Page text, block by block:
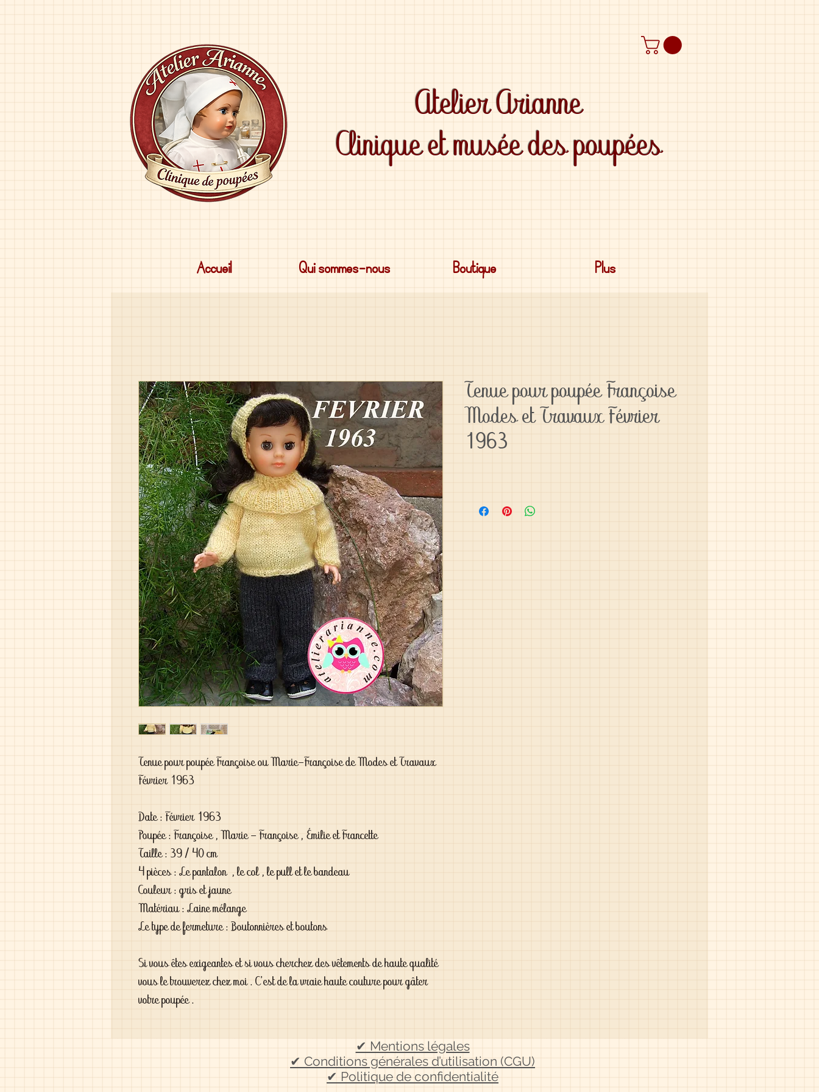
Atelier Arianne
Clinique et musée des poupées
Accueil Qui sommes-nous Boutique Plus
Tenue pour poupée Françoise ou Marie-Françoise de Modes et Travaux
Février 1963
Date : Février 1963
Poupée : Françoise , Marie - Françoise , Émilie et Francette
Taille : 39 / 40 cm
4 pièces : Le pantalon  , le col , le pull et le bandeau
Couleur : gris et jaune
Matériau : Laine mélange
Le type de fermeture : Boutonnières et boutons
Si vous êtes exigeantes et si vous cherchez des vêtements de haute qualité
vous le trouverez chez moi . C'est de la vraie haute couture pour gâter
votre poupée .
Tenue pour poupée Françoise
Modes et Travaux Février
1963
✔ Mentions légales
✔ Conditions générales d’utilisation (CGU)
✔ Politique de confidentialité